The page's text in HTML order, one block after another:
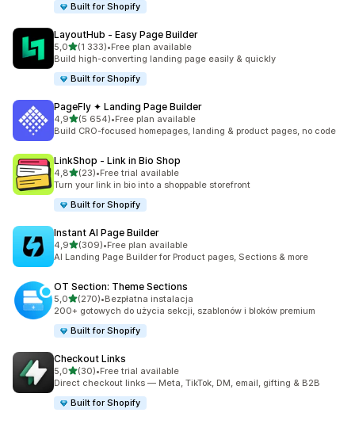
Built for Shopify
LayoutHub ‑ Easy Page Builder
5,0na 5 gwiazdek
(1 333)
Łączna liczba recenzji: 1333
•Free plan available
Build high-converting landing page easily & quickly
Built for Shopify
PageFly ✦ Landing Page Builder
4,9na 5 gwiazdek
(5 654)
Łączna liczba recenzji: 5654
•Free plan available
Build CRO-focused homepages, landing & product pages, no code
LinkShop ‑ Link in Bio Shop
4,8na 5 gwiazdek
(23)
Łączna liczba recenzji: 23
•Free trial available
Turn your link in bio into a shoppable storefront
Built for Shopify
Instant AI Page Builder
4,9na 5 gwiazdek
(309)
Łączna liczba recenzji: 309
•Free plan available
AI Landing Page Builder for Product pages, Sections & more
OT Section: Theme Sections
5,0na 5 gwiazdek
(270)
Łączna liczba recenzji: 270
•Bezpłatna instalacja
200+ gotowych do użycia sekcji, szablonów i bloków premium
Built for Shopify
Checkout Links
5,0na 5 gwiazdek
(30)
Łączna liczba recenzji: 30
•Free trial available
Direct checkout links — Meta, TikTok, DM, email, gifting & B2B
Built for Shopify